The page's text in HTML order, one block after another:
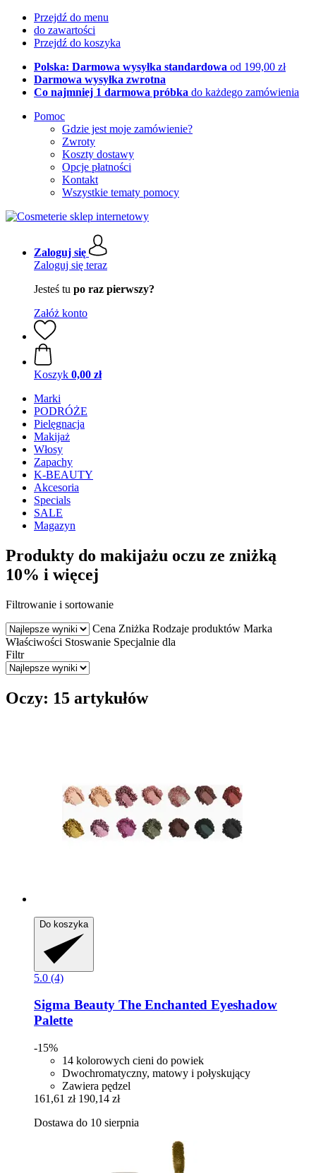
Przejdź do menu
do zawartości
Przejdź do koszyka
Polska: Darmowa wysyłka standardowa od 199,00 zł
Darmowa wysyłka zwrotna
Co najmniej 1 darmowa próbka do każdego zamówienia
Pomoc
Gdzie jest moje zamówienie?
Zwroty
Koszty dostawy
Opcje płatności
Kontakt
Wszystkie tematy pomocy
Zaloguj się
Zaloguj się teraz
Jesteś tu po raz pierwszy?
Załóż konto
Koszyk 0,00 zł
Marki
PODRÓŻE
Pielęgnacja
Makijaż
Włosy
Zapachy
K-BEAUTY
Akcesoria
Specials
SALE
Magazyn
Produkty do makijażu oczu ze zniżką
10% i więcej
Filtrowanie i sortowanie
Cena Zniżka Rodzaje produktów Marka
Właściwości Stoswanie Specjalnie dla
Filtr
Oczy: 15 artykułów
Do koszyka
5.0 (4)
Sigma Beauty The Enchanted Eyeshadow
Palette
-15%
14 kolorowych cieni do powiek
Dwochromatyczny, matowy i połyskujący
Zawiera pędzel
161,61 zł 190,14 zł
Dostawa do 10 sierpnia